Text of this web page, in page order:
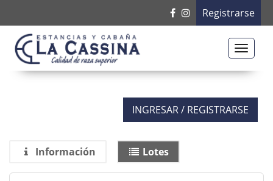
Registrarse
Toggle
INGRESAR / REGISTRARSE
Información Lotes